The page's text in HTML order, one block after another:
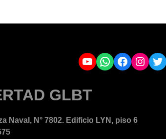
YouTube WhatsApp Facebook Instagram Twitter
GLBT
Naval, N° 7802. Edificio LYN, piso 6